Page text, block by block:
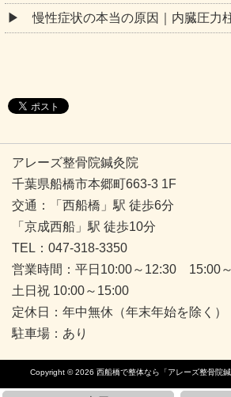
慢性症状の本当の原因｜内臓圧力
アレーズ整骨院鍼灸院
千葉県船橋市本郷町663-3 1F
交通：「西船橋」駅 徒歩6分
「京成西船」駅 徒歩10分
TEL：047-318-3350
営業時間：平日10:00～12:30 15:00
土日祝 10:00～15:00
定休日：年中無休（年末年始を除く）
駐車場：あり
Copyright © 2026 西船橋で整体なら「アレーズ整骨院鍼